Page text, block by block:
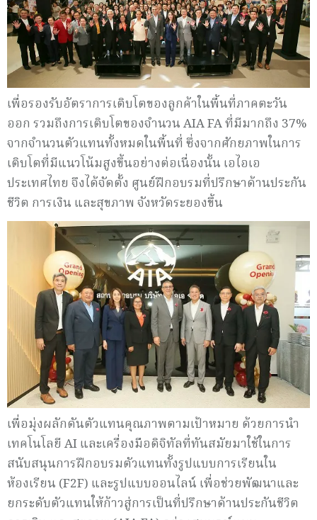
เพื่อรองรับอัตราการเติบโตของลูกค้าในพื้นที่ภาคตะวัน
ออก รวมถึงการเติบโตของจำนวน AIA FA ที่มีมากถึง 37%
จากจำนวนตัวแทนทั้งหมดในพื้นที่ ซึ่งจากศักยภาพในการ
เติบโตที่มีแนวโน้มสูงขึ้นอย่างต่อเนื่องนั้น เอไอเอ
ประเทศไทย จึงได้จัดตั้ง ศูนย์ฝึกอบรมที่ปรึกษาด้านประกัน
ชีวิต การเงิน และสุขภาพ จังหวัดระยองขึ้น
เพื่อมุ่งผลักดันตัวแทนคุณภาพตามเป้าหมาย ด้วยการนำ
เทคโนโลยี AI และเครื่องมือดิจิทัลที่ทันสมัยมาใช้ในการ
สนับสนุนการฝึกอบรมตัวแทนทั้งรูปแบบการเรียนใน
ห้องเรียน (F2F) และรูปแบบออนไลน์ เพื่อช่วยพัฒนาและ
ยกระดับตัวแทนให้ก้าวสู่การเป็นที่ปรึกษาด้านประกันชีวิต